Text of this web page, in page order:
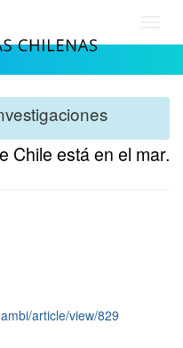
Chile está en el mar.
article/view/829